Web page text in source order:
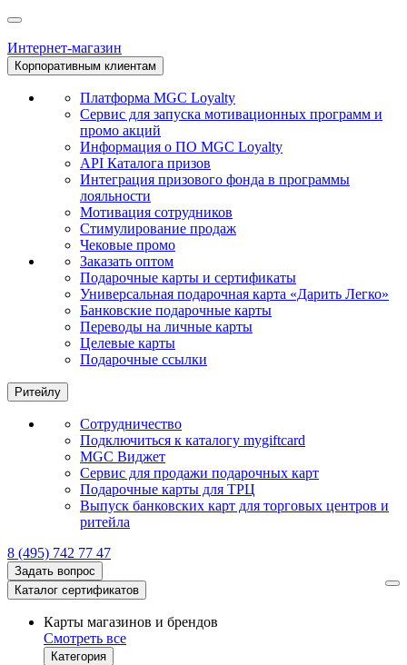
Интернет-магазин
Корпоративным клиентам
Платформа MGC Loyalty
Сервис для запуска мотивационных программ и
промо акций
Информация о ПО MGC Loyalty
API Каталога призов
Интеграция призового фонда в программы
лояльности
Мотивация сотрудников
Стимулирование продаж
Чековые промо
Заказать оптом
Подарочные карты и сертификаты
Универсальная подарочная карта «Дарить Легко»
Банковские подарочные карты
Переводы на личные карты
Целевые карты
Подарочные ссылки
Ритейлу
Сотрудничество
Подключиться к каталогу mygiftcard
MGC Виджет
Сервис для продажи подарочных карт
Подарочные карты для ТРЦ
Выпуск банковских карт для торговых центров и
ритейла
8 (495) 742 77 47
Задать вопрос
Каталог сертификатов
Карты магазинов и брендов
Смотреть все
Категория